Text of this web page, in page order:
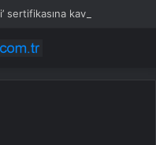
sertifikasına kavuştu